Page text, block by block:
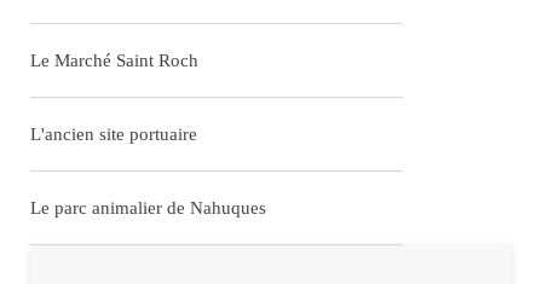
Le Marché Saint Roch
L'ancien site portuaire
Le parc animalier de Nahuques